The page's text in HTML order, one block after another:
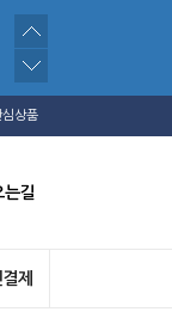
심상품
는길
제